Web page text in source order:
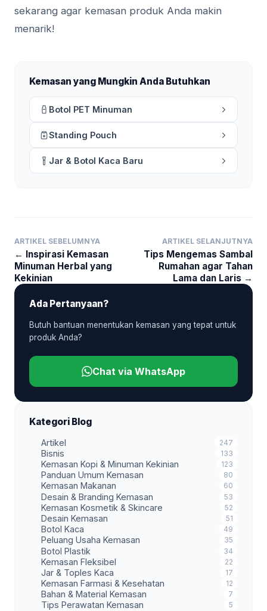
sekarang agar kemasan produk Anda makin
menarik!
Kemasan yang Mungkin Anda Butuhkan
Botol PET Minuman
Standing Pouch
Jar & Botol Kaca Baru
ARTIKEL SEBELUMNYA
← Inspirasi Kemasan
Minuman Herbal yang
Kekinian
ARTIKEL SELANJUTNYA
Tips Mengemas Sambal
Rumahan agar Tahan
Lama dan Laris →
Ada Pertanyaan?
Butuh bantuan menentukan kemasan yang tepat untuk
produk Anda?
Chat via WhatsApp
Kategori Blog
Artikel 247
Bisnis 133
Kemasan Kopi & Minuman Kekinian 123
Panduan Umum Kemasan 80
Kemasan Makanan 60
Desain & Branding Kemasan 53
Kemasan Kosmetik & Skincare 52
Desain Kemasan 51
Botol Kaca 49
Peluang Usaha Kemasan 35
Botol Plastik 34
Kemasan Fleksibel 22
Jar & Toples Kaca 17
Kemasan Farmasi & Kesehatan 12
Bahan & Material Kemasan 7
Tips Perawatan Kemasan 5